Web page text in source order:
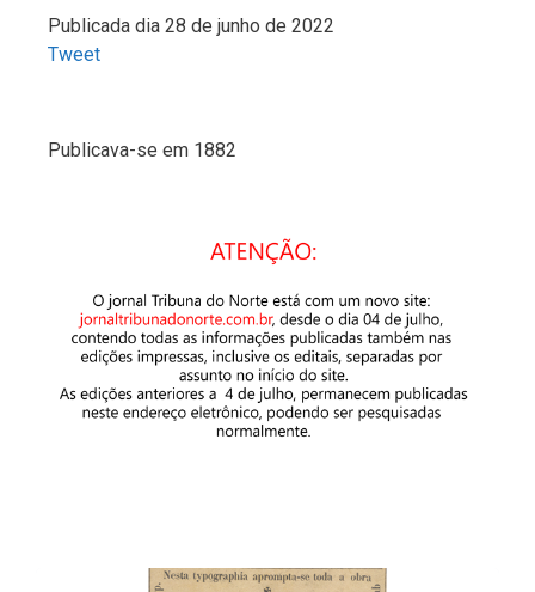
Publicada dia 28 de junho de 2022
Tweet
Publicava-se em 1882